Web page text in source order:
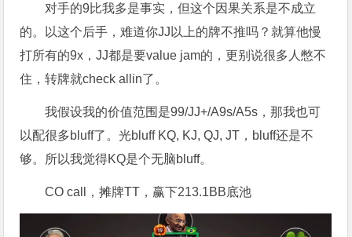
对手的9比我多是事实，但这个因果关系是不成立
的。以这个后手，难道你JJ以上的牌不推吗？就算他慢
打所有的9x，JJ都是要value jam的，更别说很多人憋不
住，转牌就check allin了。
我假设我的价值范围是99/JJ+/A9s/A5s，那我也可
以配很多bluff了。光bluff KQ, KJ, QJ, JT，bluff还是不
够。所以我觉得KQ是个无脑bluff。
CO call，摊牌TT，赢下213.1BB底池